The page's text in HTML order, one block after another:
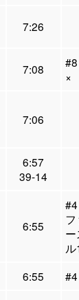
7:26
7:08
×
7:06
6:57
39-14
6:55
ル
6:55